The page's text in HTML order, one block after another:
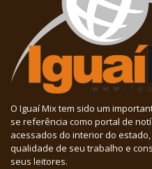
O Iguaí Mix tem sido um
se referência como portal de
acessados do interior do
qualidade de seu trabalho e
seus leitores.